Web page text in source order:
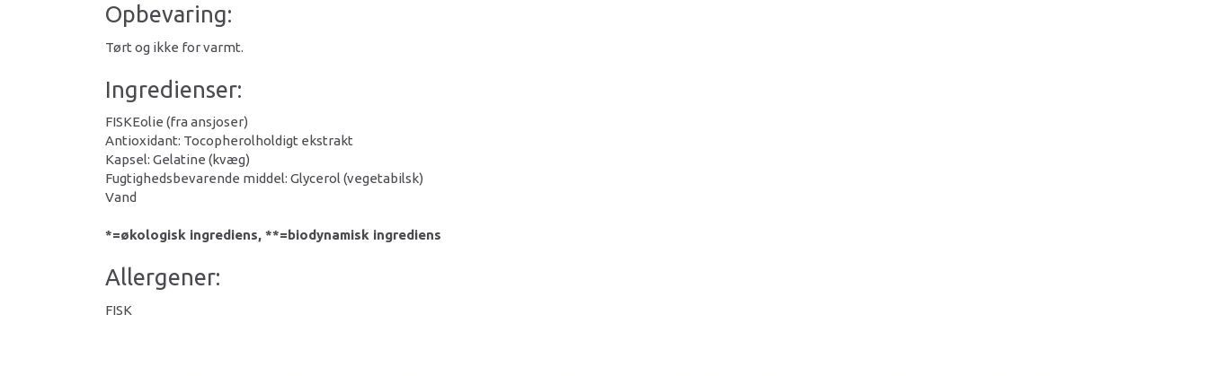
Opbevaring:
Tørt og ikke for varmt.
Ingredienser:
FISKEolie (fra ansjoser)
Antioxidant: Tocopherolholdigt ekstrakt
Kapsel: Gelatine (kvæg)
Fugtighedsbevarende middel: Glycerol (vegetabilsk)
Vand
*=økologisk ingrediens, **=biodynamisk ingrediens
Allergener:
FISK